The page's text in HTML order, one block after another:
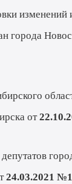
изменений
города
от
24.03.2021